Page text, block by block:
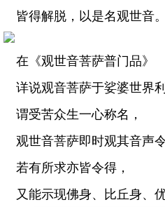
皆得解脱，以是名观世音
在《观世音菩萨普门品》
详说观音菩萨于娑婆世界
谓受苦众生一心称名，
观世音菩萨即时观其音声
若有所求亦皆令得，
又能示现佛身、比丘身、